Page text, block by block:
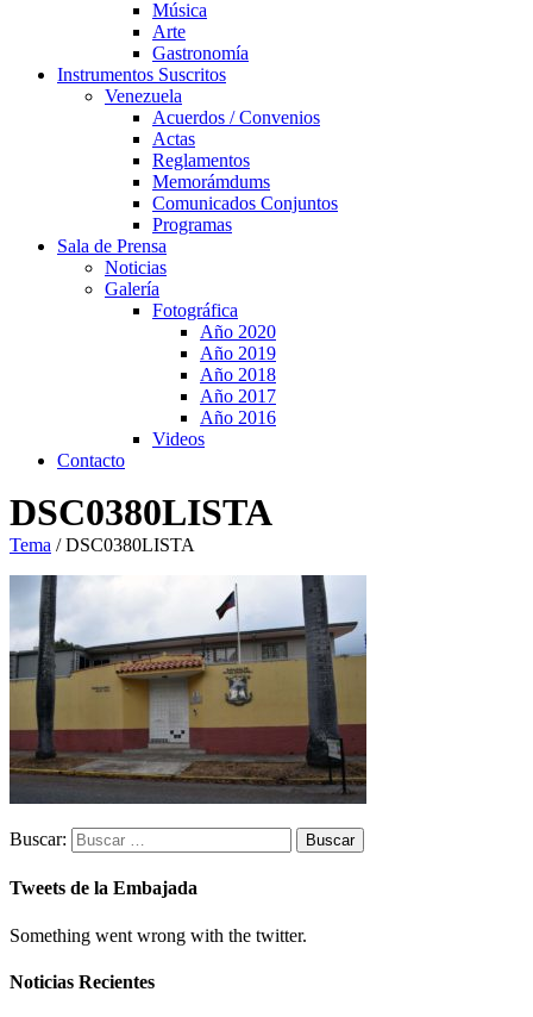
Música
Arte
Gastronomía
Instrumentos Suscritos
Venezuela
Acuerdos / Convenios
Actas
Reglamentos
Memorámdums
Comunicados Conjuntos
Programas
Sala de Prensa
Noticias
Galería
Fotográfica
Año 2020
Año 2019
Año 2018
Año 2017
Año 2016
Videos
Contacto
DSC0380LISTA
Tema /DSC0380LISTA
Buscar:
Tweets de la Embajada
Something went wrong with the twitter.
Noticias Recientes